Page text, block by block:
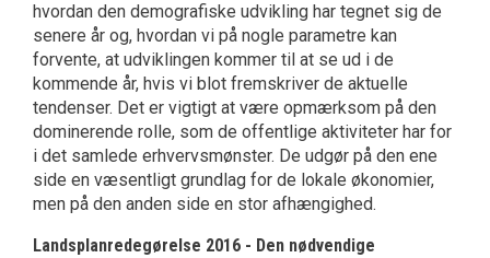
hvordan den demografiske udvikling har tegnet sig de
senere år og, hvordan vi på nogle parametre kan
forvente, at udviklingen kommer til at se ud i de
kommende år, hvis vi blot fremskriver de aktuelle
tendenser. Det er vigtigt at være opmærksom på den
dominerende rolle, som de offentlige aktiviteter har for
i det samlede erhvervsmønster. De udgør på den ene
side en væsentligt grundlag for de lokale økonomier,
men på den anden side en stor afhængighed.
Landsplanredegørelse 2016 - Den nødvendige